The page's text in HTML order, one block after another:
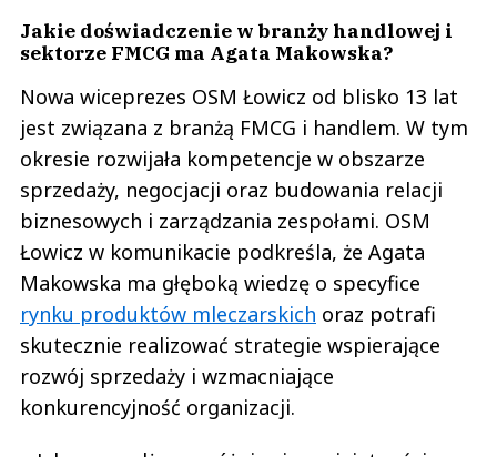
Jakie doświadczenie w branży handlowej i
sektorze FMCG ma Agata Makowska?
Nowa wiceprezes OSM Łowicz od blisko 13 lat
jest związana z branżą FMCG i handlem. W tym
okresie rozwijała kompetencje w obszarze
sprzedaży, negocjacji oraz budowania relacji
biznesowych i zarządzania zespołami. OSM
Łowicz w komunikacie podkreśla, że Agata
Makowska ma głęboką wiedzę o specyfice
rynku produktów mleczarskich oraz potrafi
skutecznie realizować strategie wspierające
rozwój sprzedaży i wzmacniające
konkurencyjność organizacji.